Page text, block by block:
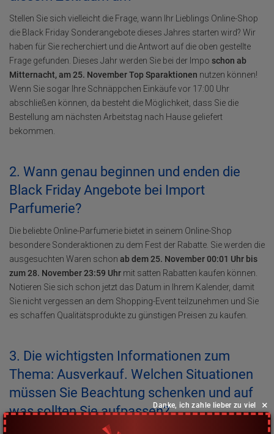
Stellen Sie sich vielleicht die Frage, wann Ihr Lieblings Online-Shop
die Black Friday Sonderangebote dieses Jahres starten wird? Wir
haben für Sie recherchiert und die Antwort auf die oben gestellte
Frage gefunden. Dieses Jahr werden Sie bei der Impo schon ab
Mitternacht, am 25. November Top Sparaktionen nutzen können!
Wenn Sie sogar Ihre Schnäppchen Einkäufe vor 17:00 Uhr
abschließen können, da besteht die Möglichkeit, dass Sie die
Bestellung am nächsten Arbeitstag nach Hause geliefert
bekommen.
2. Wann genau beginnen und enden die
Black Friday Angebote bei Import
Parfumerie?
Die beliebte Online-Parfumerie bietet in seinem Online-Shop
besondere Sonderaktionen zu dem Fest der Rabatte. Sie werden die
ausgesuchten Waren schon ab dem 25. November 00:01 Uhr bis
zum 28. November 23:59 Uhr mit satten Rabatten kaufen können.
Notieren Sie sich schon jetzt das Datum in Ihrem Kalender, damit
Sie nicht vergessen an dem Shopping-Event teilzunehmen und Sie
es schaffen Qualitätsprodukte zu günstigen Preisen zu kaufen.
3. Die wichtigsten Informationen zum
Thema: Ausverkauf. Welchen Situationen
müssen Sie Beachtung schenken und auf
was sollten Sie aufpassen?Danke, ich zahle lieber zu viel ×